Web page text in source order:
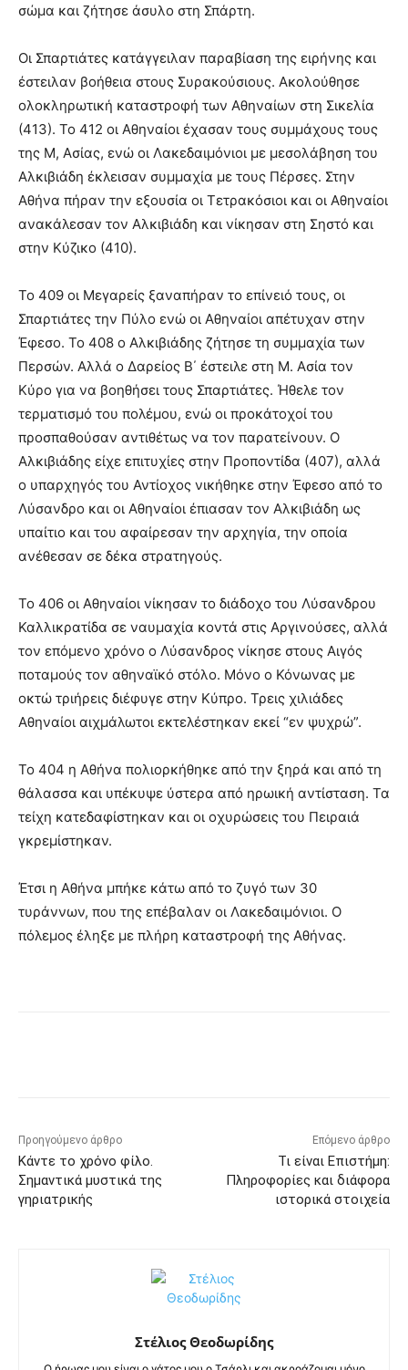
σώμα και ζήτησε άσυλο στη Σπάρτη.
Οι Σπαρτιάτες κατάγγειλαν παραβίαση της ειρήνης και
έστειλαν βοήθεια στους Συρακούσιους. Ακολούθησε
ολοκληρωτική καταστροφή των Αθηναίων στη Σικελία
(413). Το 412 οι Αθηναίοι έχασαν τους συμμάχους τους
της Μ, Ασίας, ενώ οι Λακεδαιμόνιοι με μεσολάβηση του
Αλκιβιάδη έκλεισαν συμμαχία με τους Πέρσες. Στην
Αθήνα πήραν την εξουσία οι Τετρακόσιοι και οι Αθηναίοι
ανακάλεσαν τον Αλκιβιάδη και νίκησαν στη Σηστό και
στην Κύζικο (410).
Το 409 οι Μεγαρείς ξαναπήραν το επίνειό τους, οι
Σπαρτιάτες την Πύλο ενώ οι Αθηναίοι απέτυχαν στην
Έφεσο. Το 408 ο Αλκιβιάδης ζήτησε τη συμμαχία των
Περσών. Αλλά ο Δαρείος Β΄ έστειλε στη Μ. Ασία τον
Κύρο για να βοηθήσει τους Σπαρτιάτες. Ήθελε τον
τερματισμό του πολέμου, ενώ οι προκάτοχοί του
προσπαθούσαν αντιθέτως να τον παρατείνουν. Ο
Αλκιβιάδης είχε επιτυχίες στην Προποντίδα (407), αλλά
ο υπαρχηγός του Αντίοχος νικήθηκε στην Έφεσο από το
Λύσανδρο και οι Αθηναίοι έπιασαν τον Αλκιβιάδη ως
υπαίτιο και του αφαίρεσαν την αρχηγία, την οποία
ανέθεσαν σε δέκα στρατηγούς.
Το 406 οι Αθηναίοι νίκησαν το διάδοχο του Λύσανδρου
Καλλικρατίδα σε ναυμαχία κοντά στις Αργινούσες, αλλά
τον επόμενο χρόνο ο Λύσανδρος νίκησε στους Αιγός
ποταμούς τον αθηναϊκό στόλο. Μόνο ο Κόνωνας με
οκτώ τριήρεις διέφυγε στην Κύπρο. Τρεις χιλιάδες
Αθηναίοι αιχμάλωτοι εκτελέστηκαν εκεί “εν ψυχρώ”.
Το 404 η Αθήνα πολιορκήθηκε από την ξηρά και από τη
θάλασσα και υπέκυψε ύστερα από ηρωική αντίσταση. Τα
τείχη κατεδαφίστηκαν και οι οχυρώσεις του Πειραιά
γκρεμίστηκαν.
Έτσι η Αθήνα μπήκε κάτω από το ζυγό των 30
τυράννων, που της επέβαλαν οι Λακεδαιμόνιοι. Ο
πόλεμος έληξε με πλήρη καταστροφή της Αθήνας.
Προηγούμενο άρθρο
Κάντε το χρόνο φίλο.
Σημαντικά μυστικά της
γηριατρικής
Επόμενο άρθρο
Τι είναι Επιστήμη:
Πληροφορίες και διάφορα
ιστορικά στοιχεία
Στέλιος Θεοδωρίδης